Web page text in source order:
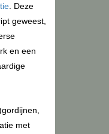
. Deze
geweest,
en een
met